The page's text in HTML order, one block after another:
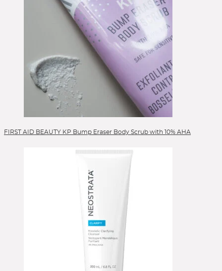
FIRST AID BEAUTY KP Bump Eraser Body Scrub with 10% AHA